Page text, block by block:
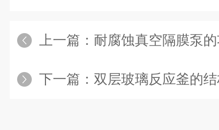
上一篇： 耐腐蚀真空隔膜泵
下一篇： 双层玻璃反应釜的